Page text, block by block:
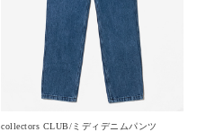
collectors CLUB/ミディデニムパンツ